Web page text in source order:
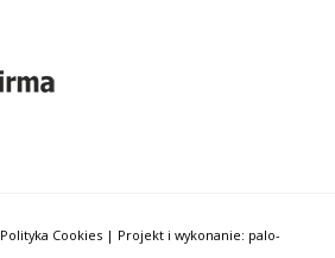
Polityka Cookies| Projekt i wykonanie: palo-